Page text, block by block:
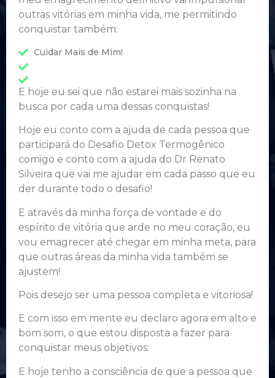
outras vitórias em minha vida, me permitindo
conquistar também:
Cuidar Mais de Mim!
E hoje eu sei que não estarei mais sozinha na
busca por cada uma dessas conquistas!
Hoje eu conto com a ajuda de cada pessoa que
participará do Desafio Detox Termogênico
comigo e conto com a ajuda do Dr Renato
Silveira que vai me ajudar em cada passo que eu
der durante todo o desafio!
E através da minha força de vontade e do
espírito de vitória que arde no meu coração, eu
vou emagrecer até chegar em minha meta, para
que outras áreas da minha vida também se
ajustem!
Pois desejo ser uma pessoa completa e vitoriosa!
E com isso em mente eu declaro agora em alto e
bom som, o que estou disposta a fazer para
conquistar meus objetivos:
E hoje tenho a consciência de que a pessoa que